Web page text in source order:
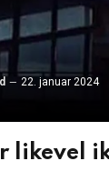
22. januar 2024
likevel